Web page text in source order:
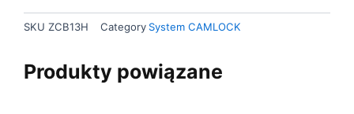
SKU ZCB13H Category System CAMLOCK
Produkty powiązane